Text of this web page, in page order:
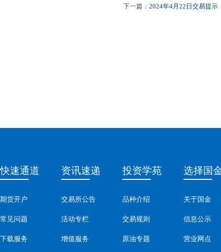
下一篇： 2024年4月22日交易提示
快速通道
期货开户
常见问题
下载服务
资讯速递
交易所公告
活动专栏
增值服务
投资学苑
品种介绍
交易规则
原油专题
选择国
关于国金
信息公示
营业网点